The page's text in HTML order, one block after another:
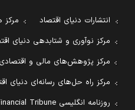
انتشارات دنیای اقتصاد
مرکز نوآوری و شتابدهی دنیای
مرکز پژوهش‌های مالی و اقتصادی
مرکز راه حل‌های رسانه‌ای دنیای
روزنامه انگلیسی Financial Tribune